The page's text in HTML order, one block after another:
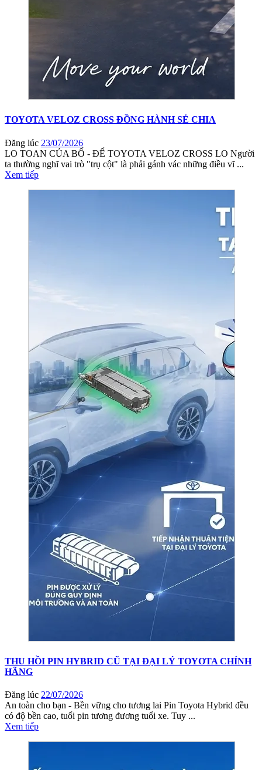
TOYOTA VELOZ CROSS ĐỒNG HÀNH SẺ CHIA
Đăng lúc 23/07/2026
LO TOAN CỦA BỐ - ĐỂ TOYOTA VELOZ CROSS LO Người
ta thường nghĩ vai trò "trụ cột" là phải gánh vác những điều vĩ ...
Xem tiếp
THU HỒI PIN HYBRID CŨ TẠI ĐẠI LÝ TOYOTA CHÍNH
HÃNG
Đăng lúc 22/07/2026
An toàn cho bạn - Bền vững cho tương lai Pin Toyota Hybrid đều
có độ bền cao, tuổi pin tương đương tuổi xe. Tuy ...
Xem tiếp